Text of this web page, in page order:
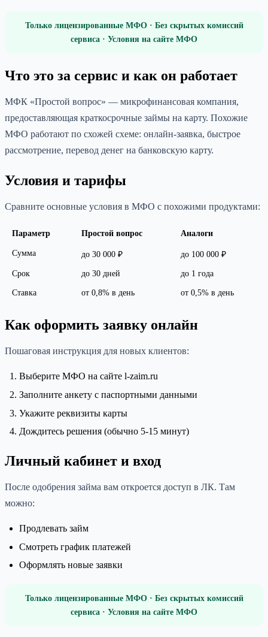
Только лицензированные МФО · Без скрытых комиссий
сервиса · Условия на сайте МФО
Что это за сервис и как он работает
МФК «Простой вопрос» — микрофинансовая компания,
предоставляющая краткосрочные займы на карту. Похожие
МФО работают по схожей схеме: онлайн-заявка, быстрое
рассмотрение, перевод денег на банковскую карту.
Условия и тарифы
Сравните основные условия в МФО с похожими продуктами:
Параметр Простой вопрос Аналоги
Сумма до 30 000 ₽ до 100 000 ₽
Срок до 30 дней до 1 года
Ставка от 0,8% в день от 0,5% в день
Как оформить заявку онлайн
Пошаговая инструкция для новых клиентов:
Выберите МФО на сайте l-zaim.ru
Заполните анкету с паспортными данными
Укажите реквизиты карты
Дождитесь решения (обычно 5-15 минут)
Личный кабинет и вход
После одобрения займа вам откроется доступ в ЛК. Там
можно:
Продлевать займ
Смотреть график платежей
Оформлять новые заявки
Только лицензированные МФО · Без скрытых комиссий
сервиса · Условия на сайте МФО